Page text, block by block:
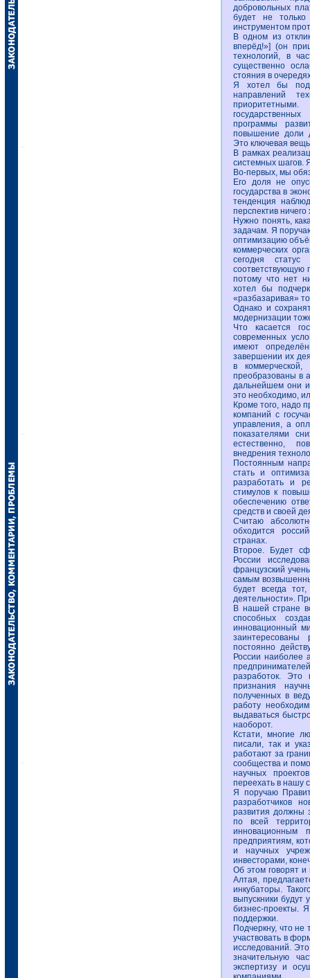
добровольных
будет не
инструментом
В одном из
вперёд!»] (он
технологий, в
существенно
стояния в
Я хотел бы
направлений
программы
повышение доли
Это ключевая
В рамках
системных шагов.
Во-первых, мы
Его доля не
государства в
тенденция
перспектив
Нужно понять,
задачам. Я
оптимизацию
коммерческих
сегодня
соответствующую
потому что нет
хотел бы
«разбазаривая»
Однако и
модернизации
Что касается
современных
имеют
завершении их
в
преобразованы в
дальнейшем они
это необходимо,
Кроме того, надо
компаний с
управления, а
показателями
естественно,
внедрения
Постоянным
стать и
разработать и
стимулов к
обеспечению
средств и своей
Считаю
обходится
странах.
Второе. Будет
России
французский
самым
будет всегда
деятельности».
В нашей стране
способных
инновационный
постоянно
России наиболее
разработок. Это
признания
полученных в
работу
выдаваться
наоборот.
Кстати, многие
писали, так и
работают за
сообщества и
научных
переехать в нашу
Я поручаю
разработчиков
развития должны
по всей
инновационным
предприятиям,
и научных
инвесторами,
Об этом говорят
Алтая,
инкубаторы.
выпускники будут
бизнес-проекты.
поддержки.
Подчеркну, что
участвовать в
исследований.
значительную
экспертизу и